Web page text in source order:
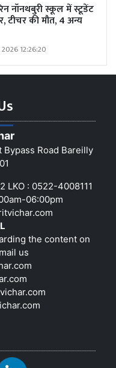
नॉनथबुरी स्कूल में स्टूडेंट
टीचर की मौत, 4 अन्य
12:26:20
Road Bareilly
LKO : 0522-4008111
06:00pm
the content on
us